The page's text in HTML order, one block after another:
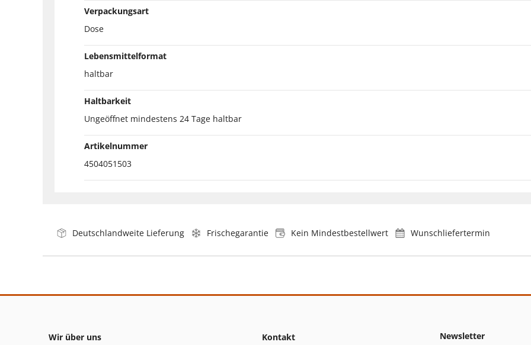
Verpackungsart
Dose
Lebensmittelformat
haltbar
Haltbarkeit
Ungeöffnet mindestens 24 Tage haltbar
Artikelnummer
4504051503
Deutschlandweite Lieferung Frischegarantie Kein Mindestbestellwert Wunschliefertermin
Wir über uns Kontakt Newsletter